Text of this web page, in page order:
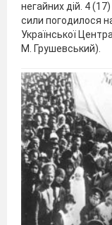
негайних дій. 4
сили погодилося
Української
М. Грушевський).